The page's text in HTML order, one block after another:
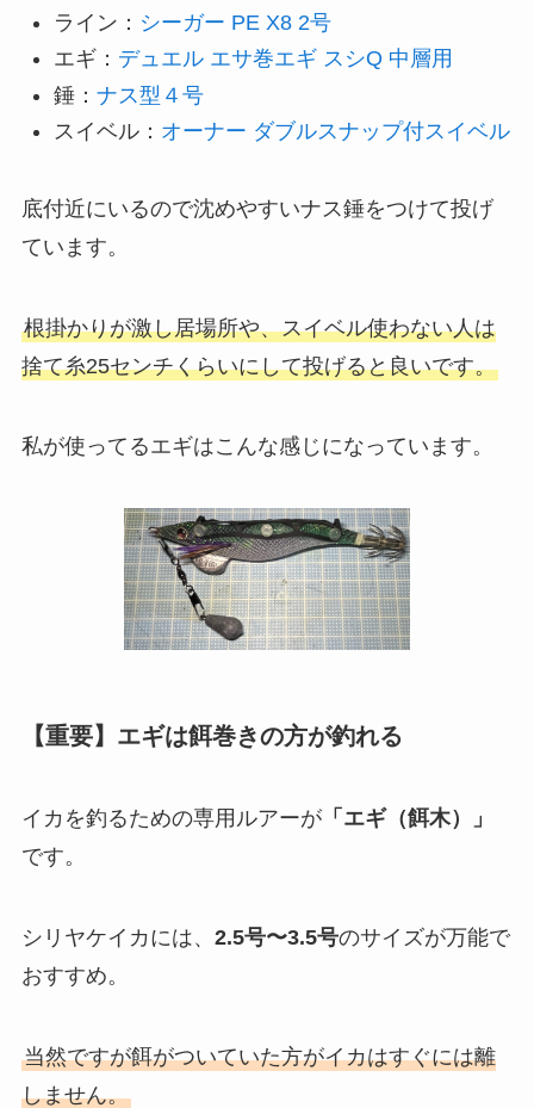
ライン： シーガー PE X8 2号
エギ： デュエル エサ巻エギ スシQ 中層用
錘： ナス型４号
スイベル： オーナー ダブルスナップ付スイベル
底付近にいるので沈めやすいナス錘をつけて投げ
ています。
根掛かりが激し居場所や、スイベル使わない人は
捨て糸25センチくらいにして投げると良いです。
私が使ってるエギはこんな感じになっています。
【重要】エギは餌巻きの方が釣れる
イカを釣るための専用ルアーが「エギ（餌木）」
です。
シリヤケイカには、 2.5号〜3.5号のサイズが万能で
おすすめ。
当然ですが餌がついていた方がイカはすぐには離
しません。